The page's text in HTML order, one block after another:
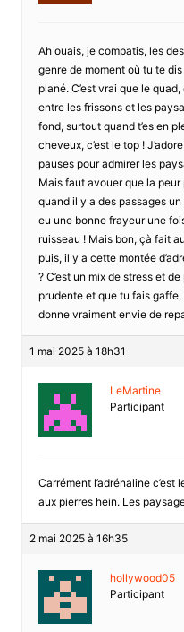
Ah ouais, je compatis, les
genre de moment où tu te
plané. C’est vrai que le
entre les frissons et les
fond, surtout quand t’es en
cheveux, c’est le top !
pauses pour admirer les
Mais faut avouer que la
quand il y a des passages
eu une bonne frayeur une
ruisseau ! Mais bon, çà fait
puis, il y a cette montée
? C’est un mix de stress et
prudente et que tu fais
donne vraiment envie de
1 mai 2025 à 18h31
LeMartine
Participant
Carrément l’adrénaline
aux pierres hein. Les
2 mai 2025 à 16h35
hollywood05
Participant